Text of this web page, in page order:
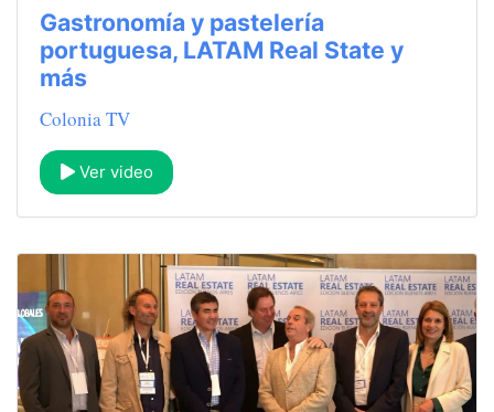
Gastronomía y pastelería
portuguesa, LATAM Real State y
más
Colonia TV
Ver video